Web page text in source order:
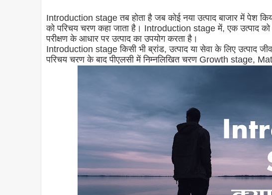
Introduction stage तब होता है जब कोई नया उत्पाद बाजार में पेश
को परिचय चरण कहा जाता है। Introduction stage में, एक उत्पाद को
परीक्षण के आधार पर उत्पाद का उपयोग करता है।
Introduction stage किसी भी ब्रांड, उत्पाद या सेवा के लिए उत्पाद
परिचय चरण के बाद पीएलसी में निम्नलिखित चरण Growth stage,